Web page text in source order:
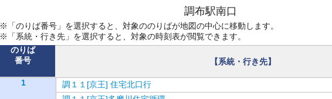
調布駅南口
※「のりば番号」を選択すると、対象ののりばが地図の中心に移動します。
※「系統・行き先」を選択すると、対象の時刻表が閲覧できます。
のりば
番号
【系統・行き先】
1
調１１[京王] 住宅北口行